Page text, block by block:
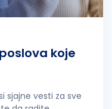
koje
sjajne vesti za sve